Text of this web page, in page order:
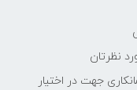
نظرتان
جهت در اختیار